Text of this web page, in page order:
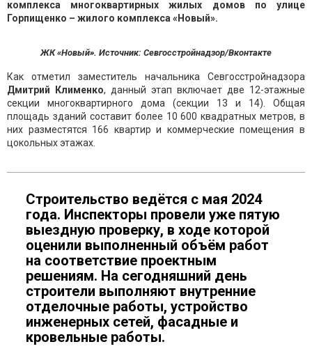
комплекса многоквартирных жилых домов по улице
Горпищенко – жилого комплекса «Новый».
ЖК «Новый». Источник: Севгосстройнадзор/Вконтакте
Как отметил заместитель начальника Севгосстройнадзора
Дмитрий Клименко, данный этап включает две 12-этажные
секции многоквартирного дома (секции 13 и 14). Общая
площадь зданий составит более 10 600 квадратных метров, в
них разместятся 166 квартир и коммерческие помещения в
цокольных этажах.
Строительство ведётся с мая 2024
года. Инспекторы провели уже пятую
выездную проверку, в ходе которой
оценили выполненный объём работ
на соответствие проектным
решениям. На сегодняшний день
строители выполняют внутренние
отделочные работы, устройство
инженерных сетей, фасадные и
кровельные работы.